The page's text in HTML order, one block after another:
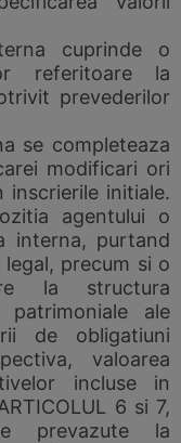
cuprinde o
referitoare la
prevederilor
se completeaza
modificari ori
inscrierile initiale.
agentului o
interna, purtand
precum si o
la structura
patrimoniale ale
de obligatiuni
valoarea
incluse in
6 si 7,
prevazute la